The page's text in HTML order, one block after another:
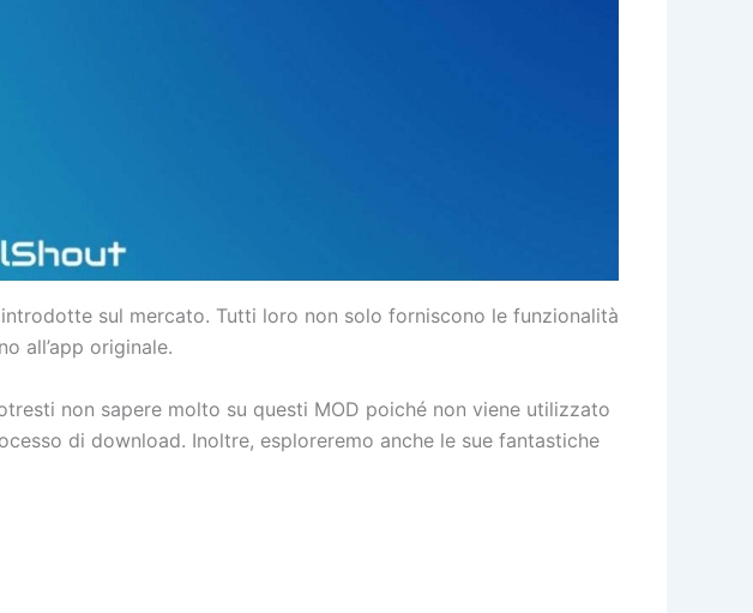
sul mercato. Tutti loro non solo forniscono le funzionalità
all’app originale.
non sapere molto su questi MOD poiché non viene utilizzato
di download. Inoltre, esploreremo anche le sue fantastiche